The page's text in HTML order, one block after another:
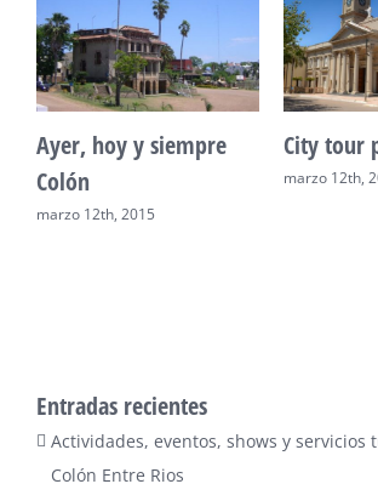
Ecoturismo en Colon
marzo 12th, 2015
Palacio
Urquiza
Entradas recientes
Actividades, eventos, shows y servicios